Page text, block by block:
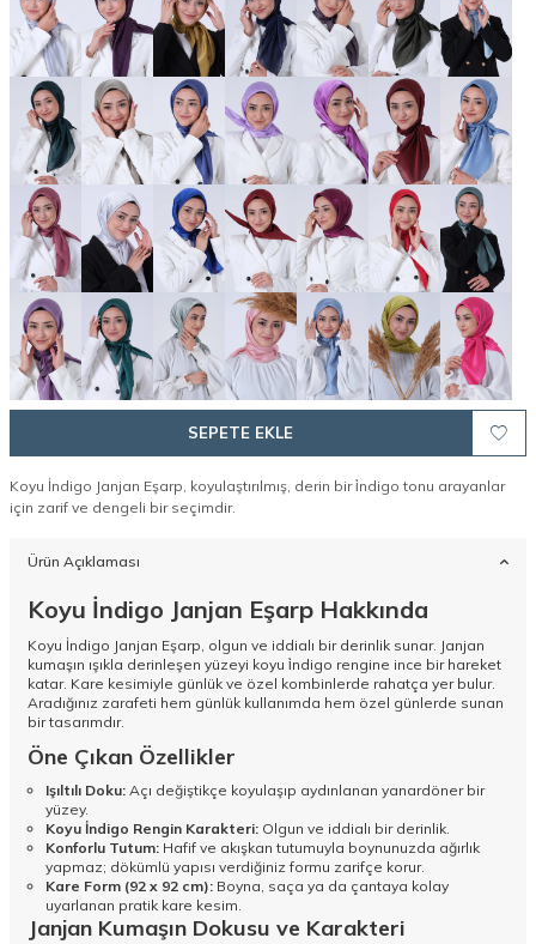
SEPETE EKLE
Koyu İndigo Janjan Eşarp, koyulaştırılmış, derin bir i̇ndigo tonu arayanlar
için zarif ve dengeli bir seçimdir.
Ürün Açıklaması
Koyu İndigo Janjan Eşarp Hakkında
Koyu İndigo Janjan Eşarp, olgun ve iddialı bir derinlik sunar. Janjan
kumaşın ışıkla derinleşen yüzeyi koyu i̇ndigo rengine ince bir hareket
katar. Kare kesimiyle günlük ve özel kombinlerde rahatça yer bulur.
Aradığınız zarafeti hem günlük kullanımda hem özel günlerde sunan
bir tasarımdır.
Öne Çıkan Özellikler
Işıltılı Doku: Açı değiştikçe koyulaşıp aydınlanan yanardöner bir
yüzey.
Koyu İndigo Rengin Karakteri: Olgun ve iddialı bir derinlik.
Konforlu Tutum: Hafif ve akışkan tutumuyla boynunuzda ağırlık
yapmaz; dökümlü yapısı verdiğiniz formu zarifçe korur.
Kare Form (92 x 92 cm): Boyna, saça ya da çantaya kolay
uyarlanan pratik kare kesim.
Janjan Kumaşın Dokusu ve Karakteri